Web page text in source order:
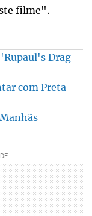
filme".
Drag
com Preta